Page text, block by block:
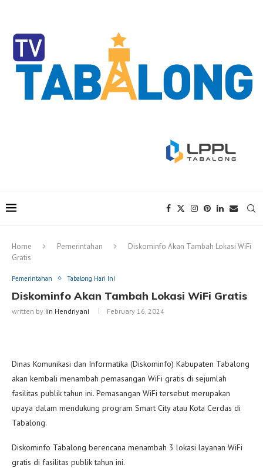
Home Pemerintahan
Diskominfo Akan Tambah Lokasi WiFi
Gratis
Pemerintahan Tabalong Hari Ini
Diskominfo Akan Tambah Lokasi WiFi Gratis
written by Iin Hendriyani February 16, 2024
Dinas Komunikasi dan Informatika (Diskominfo) Kabupaten Tabalong
akan kembali menambah pemasangan WiFi gratis di sejumlah
fasilitas publik tahun ini. Pemasangan WiFi tersebut merupakan
upaya dalam mendukung program Smart City atau Kota Cerdas di
Tabalong.
Diskominfo Tabalong berencana menambah 3 lokasi layanan WiFi
gratis di fasilitas publik tahun ini.